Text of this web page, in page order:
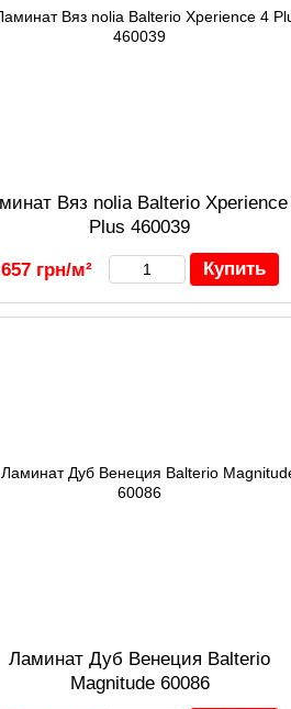
Вяз nolia Balterio Xperience
Plus 460039
657 грн/м² Купить
Ламинат Дуб Венеция Balterio
Magnitude 60086